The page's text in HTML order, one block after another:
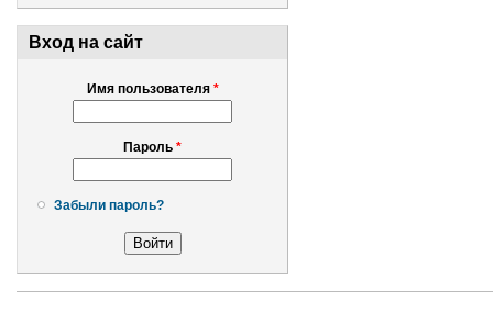
Вход на сайт
Имя пользователя *
Пароль *
Забыли пароль?